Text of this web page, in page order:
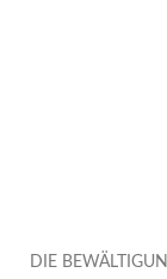
DIE